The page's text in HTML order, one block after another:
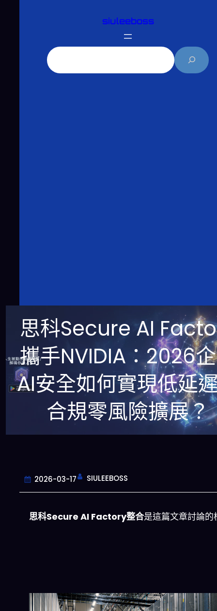
siuleeboss
思科Secure AI
攜手NVIDIA：2026
AI安全如何實現低延
合規零風險擴展？
2026-03-17 SIULEEBOSS
思科Secure AI Factory整合是這篇文章討論的